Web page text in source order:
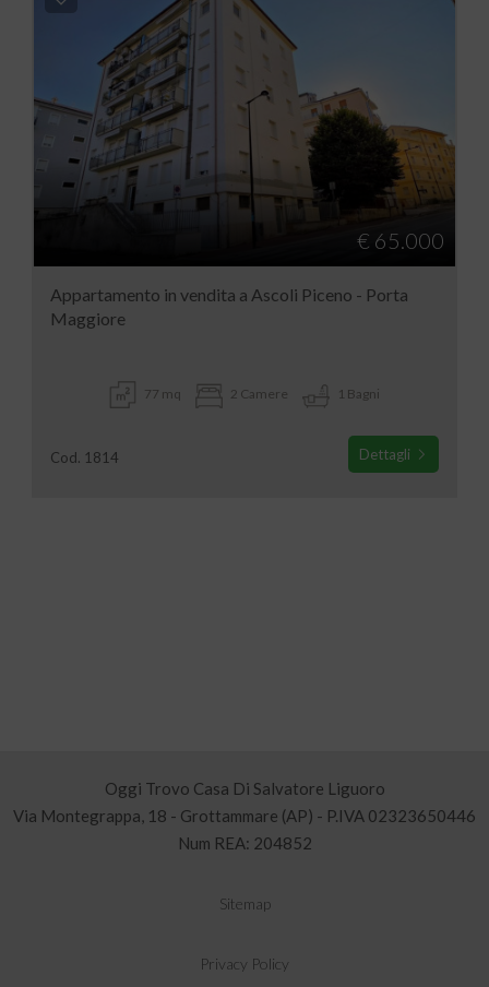
€ 65.000
Appartamento in vendita a Ascoli Piceno - Porta
Maggiore
77 mq 2 Camere 1 Bagni
Cod. 1814 Dettagli
Oggi Trovo Casa Di Salvatore Liguoro
Via Montegrappa, 18 - Grottammare (AP) - P.IVA 02323650446
Num REA: 204852
Sitemap
Privacy Policy